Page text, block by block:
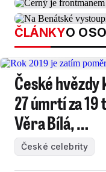
ČLÁNKYO
České
27 úmrtí za
Věra Bílá, …
České celebrity